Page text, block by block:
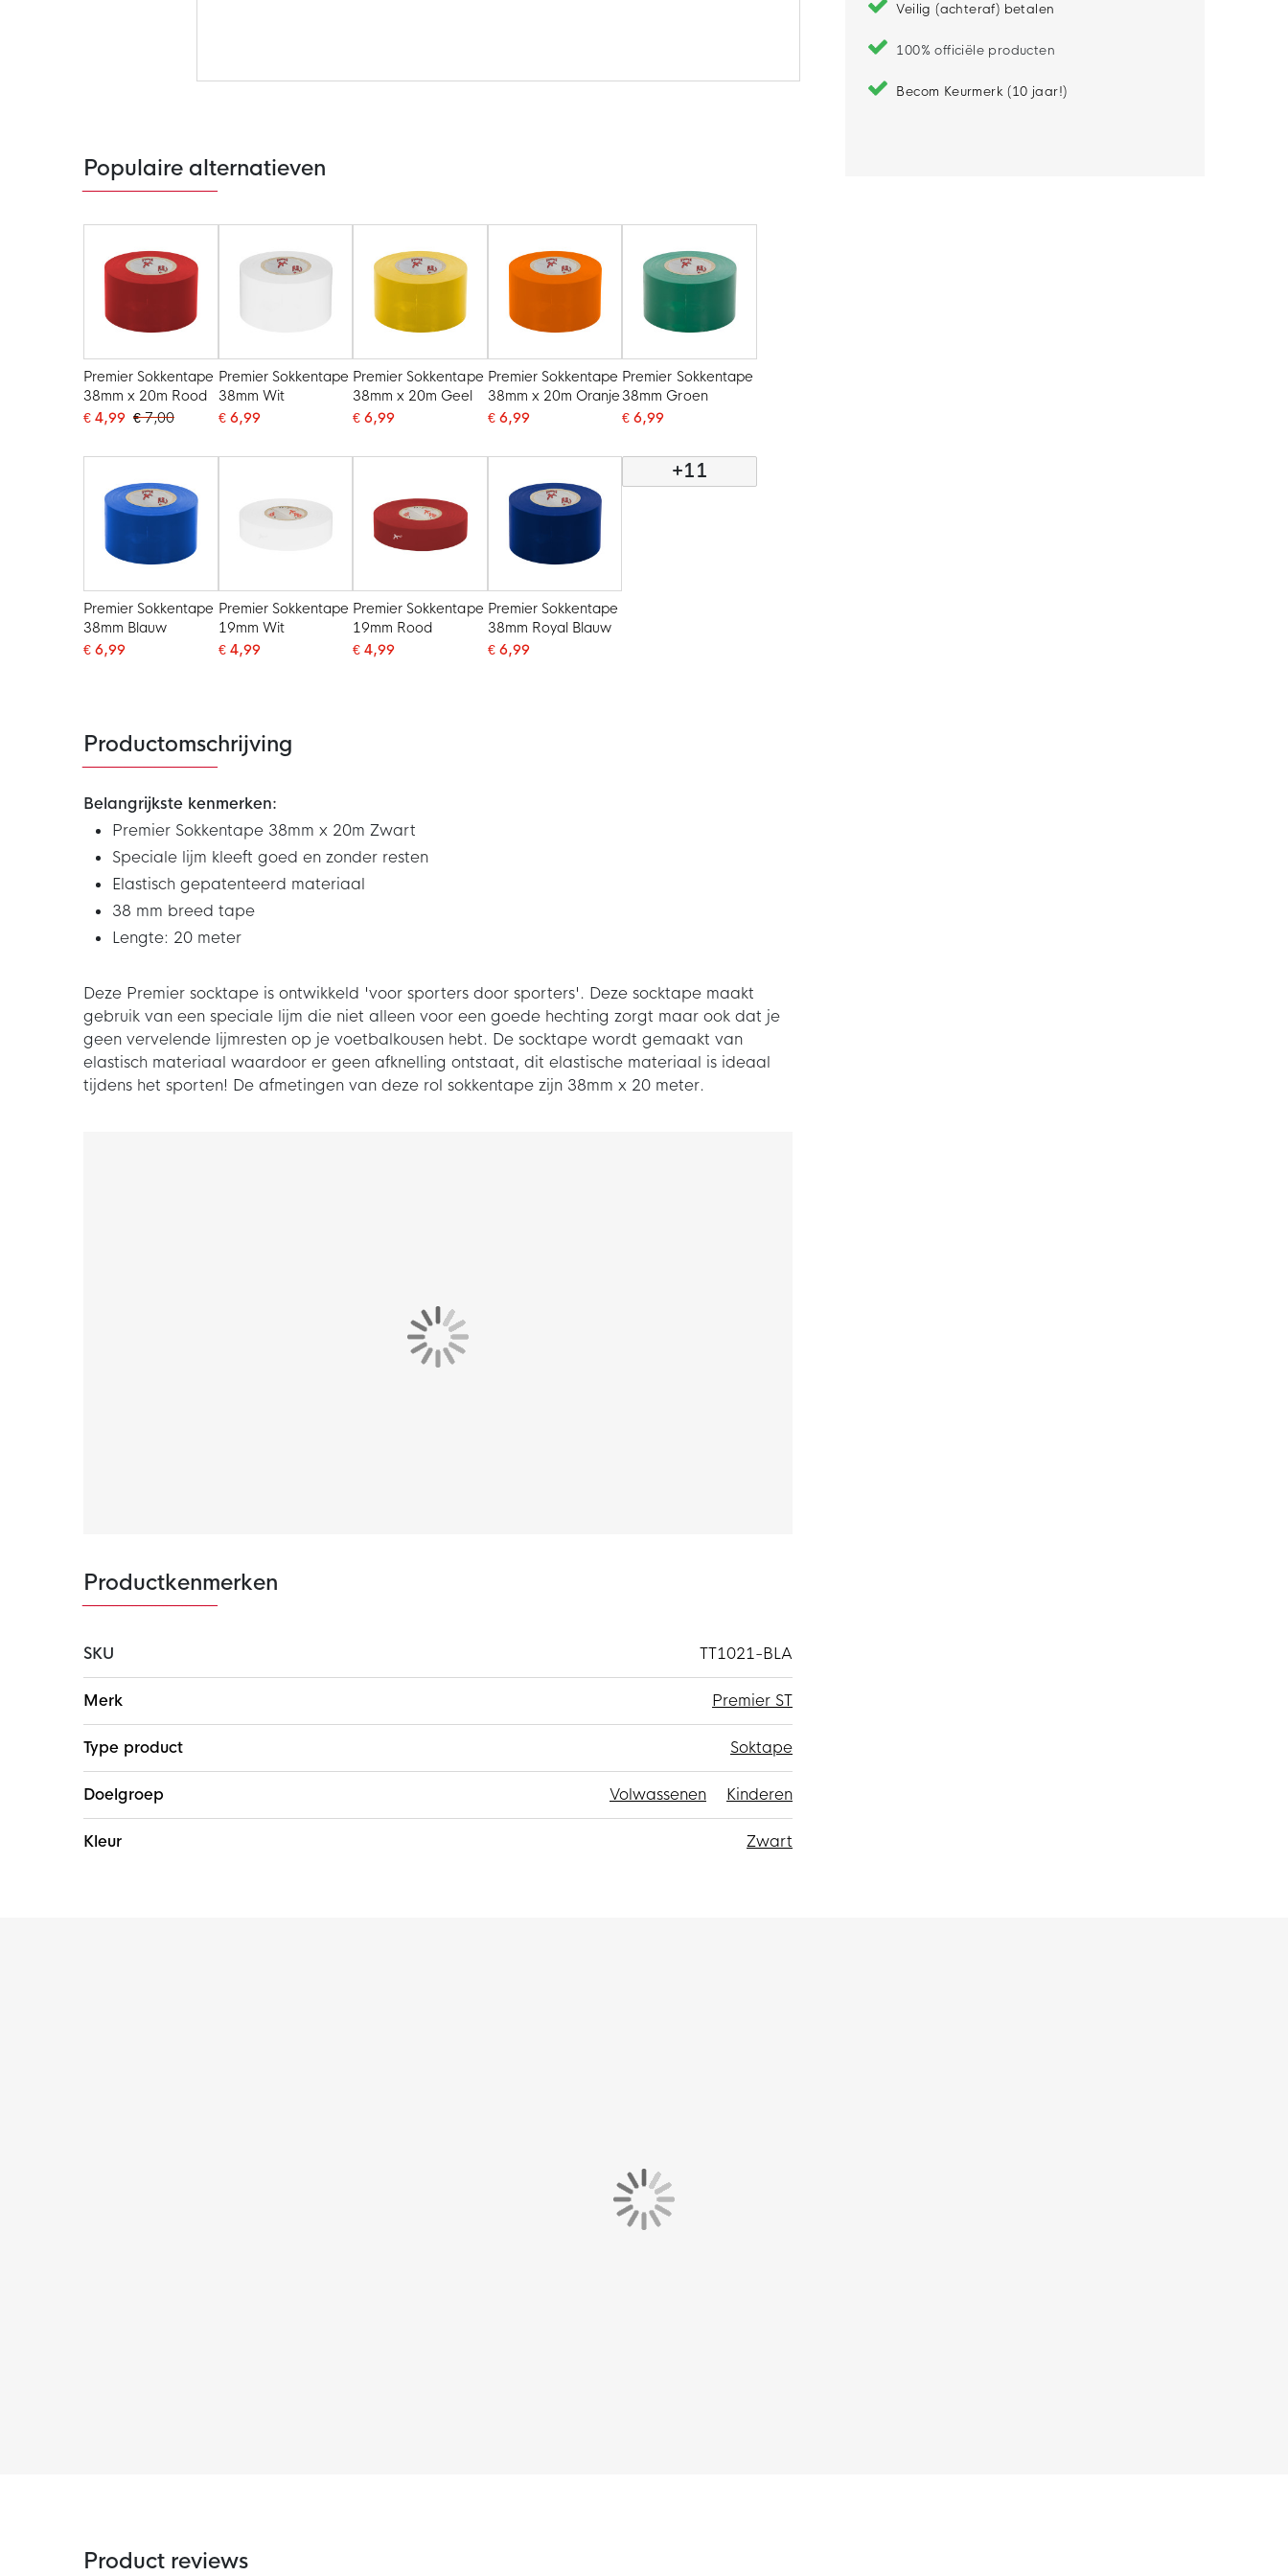
de
afbeeldingen-
gallerij
Veilig (achteraf) betalen
100% officiële producten
Becom Keurmerk (10 jaar!)
Populaire alternatieven
Premier Sokkentape
38mm x 20m Rood
€ 4,99 € 7,00
Premier Sokkentape
38mm Wit
€ 6,99
Premier Sokkentape
38mm x 20m Geel
€ 6,99
Premier Sokkentape
38mm x 20m Oranje
€ 6,99
Premier Sokkentape
38mm Groen
€ 6,99
Premier Sokkentape
38mm Blauw
€ 6,99
Premier Sokkentape
19mm Wit
€ 4,99
Premier Sokkentape
19mm Rood
€ 4,99
Premier Sokkentape
38mm Royal Blauw
€ 6,99
+11
Productomschrijving
Belangrijkste kenmerken:
Premier Sokkentape 38mm x 20m Zwart
Speciale lijm kleeft goed en zonder resten
Elastisch gepatenteerd materiaal
38 mm breed tape
Lengte: 20 meter
Deze Premier socktape is ontwikkeld 'voor sporters door sporters'. Deze socktape maakt
gebruik van een speciale lijm die niet alleen voor een goede hechting zorgt maar ook dat je
geen vervelende lijmresten op je voetbalkousen hebt. De socktape wordt gemaakt van
elastisch materiaal waardoor er geen afknelling ontstaat, dit elastische materiaal is ideaal
tijdens het sporten! De afmetingen van deze rol sokkentape zijn 38mm x 20 meter.
Productkenmerken
SKU
TT1021-BLA
informatie
Merk Premier ST
Type product Soktape
Doelgroep Volwassenen Kinderen
Kleur Zwart
Product reviews